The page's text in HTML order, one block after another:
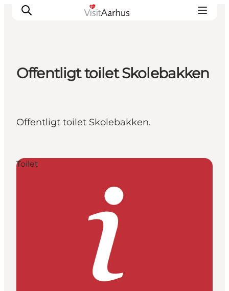
Byer og steder
Planlæg ferien
Offentligt toilet Skolebakken
Offentligt toilet Skolebakken.
Toilet